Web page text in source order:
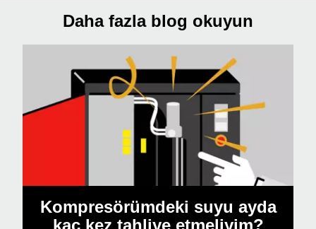
Daha fazla blog okuyun
Kompresörümdeki suyu ayda